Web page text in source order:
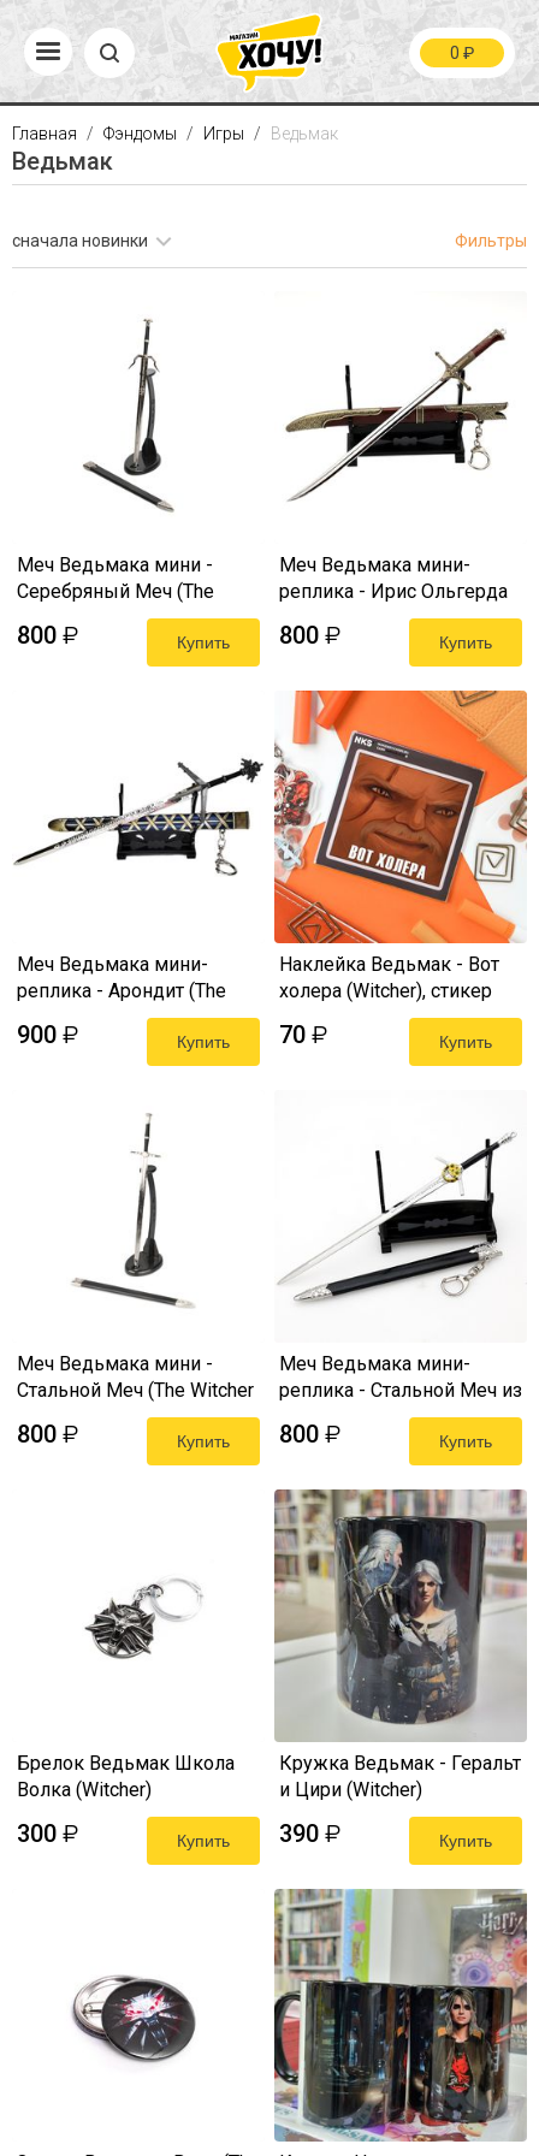
0 ₽
Главная Фэндомы Игры Ведьмак
Ведьмак
сначала новинки Фильтры
Меч Ведьмака мини -
Серебряный Меч (The
Witcher 3 Mini Sword) 22 см
800 ₽ Купить
Меч Ведьмака мини-
реплика - Ирис Ольгерда
(The Witcher 3 Mini Sword)
800 ₽ Купить
Меч Ведьмака мини-
реплика - Арондит (The
Witcher 3 Mini Sword) 22 см
900 ₽ Купить
Наклейка Ведьмак - Вот
холера (Witcher), стикер
70 ₽ Купить
Меч Ведьмака мини -
Стальной Меч (The Witcher
3 Mini Sword) 22 см
800 ₽ Купить
Меч Ведьмака мини-
реплика - Стальной Меч из
сериала (Netflix The Witcher
Mini Sword)
800 ₽ Купить
Брелок Ведьмак Школа
Волка (Witcher)
300 ₽ Купить
Кружка Ведьмак - Геральт
и Цири (Witcher)
390 ₽ Купить